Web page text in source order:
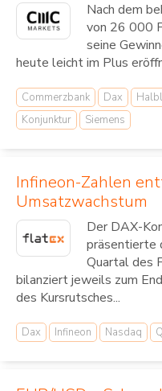
Nach dem
von 26 000
seine
heute leicht im Plus
Commerzbank Dax
Konjunktur
Siemens
Infineon-Zahlen
Umsatzwachstum
Der DAX-
präsentierte
Quartal des
bilanziert jeweils zum
des Kursrutsches...
Dax Infineon Nasdaq